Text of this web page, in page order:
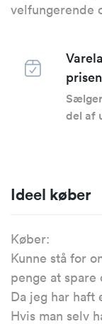
velfungerende
prisen
del af
Ideel køber
Køber:
Kunne stå for
penge at spare
Da jeg har haft
Hvis man selv